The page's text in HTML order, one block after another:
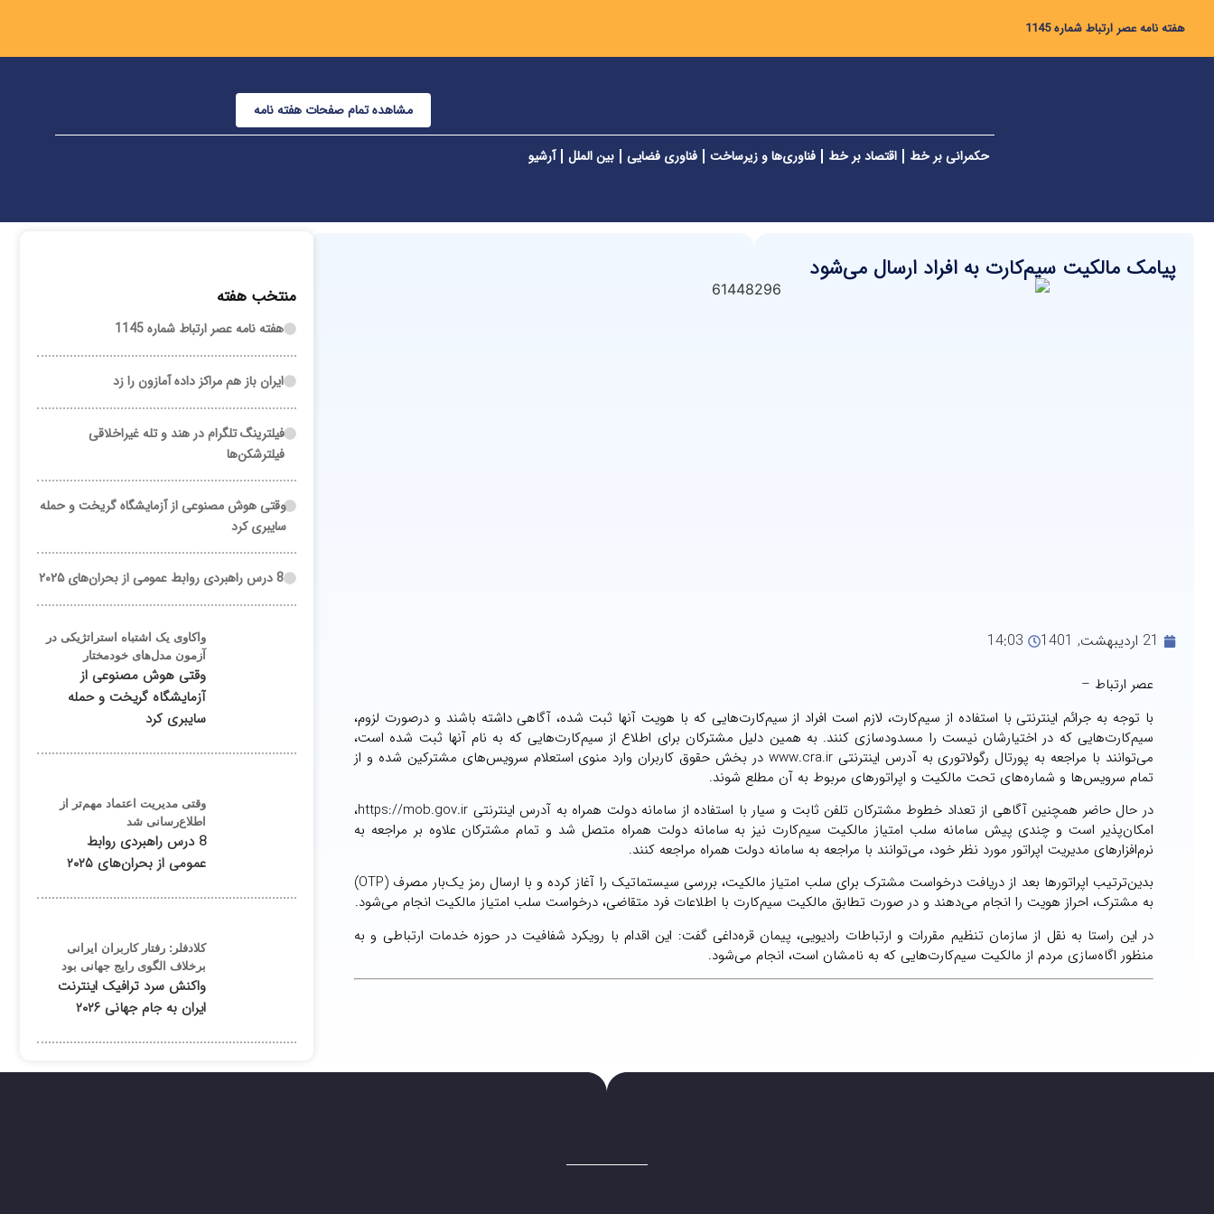
هفته نامه عصر ارتباط شماره 1145
مشاهده تمام صفحات هفته نامه
حکمرانی بر خط اقتصاد بر خط فناوری‌ها و زیرساخت فناوری فضایی بین الملل آرشیو
پیامک مالکیت سیم‌کارت به افراد ارسال می‌شود
21 اردیبهشت, 1401 14:03
عصر ارتباط –
با توجه به جرائم اینترنتی با استفاده از سیم‌کارت، لازم است افراد از سیم‌کارت‌هایی که با هویت آنها ثبت شده، آگاهی داشته باشند و درصورت لزوم،
سیم‌کارت‌هایی که در اختیارشان نیست را مسدودسازی کنند. به همین دلیل مشترکان برای اطلاع از سیم‌کارت‌هایی که به نام آنها ثبت شده است،
می‌توانند با مراجعه به پورتال رگولاتوری به آدرس اینترنتی www.cra.ir در بخش حقوق کاربران وارد منوی استعلام سرویس‌های مشترکین شده و از
تمام سرویس‌ها و شماره‌های تحت مالکیت و اپراتورهای مربوط به آن مطلع شوند.
در حال حاضر همچنین آگاهی از تعداد خطوط مشترکان تلفن ثابت و سیار با استفاده از سامانه دولت همراه به آدرس اینترنتی https://mob.gov.ir‌،
امکان‌پذیر است و چندی پیش سامانه سلب امتیاز مالکیت سیم‌کارت نیز به سامانه دولت همراه متصل شد و تمام مشترکان علاوه بر مراجعه به
نرم‌افزارهای مدیریت اپراتور مورد نظر خود، می‌توانند با مراجعه به سامانه دولت همراه مراجعه کنند.
بدین‌ترتیب اپراتورها بعد از دریافت درخواست مشترک برای سلب امتیاز مالکیت، بررسی سیستماتیک را آغاز کرده و با ارسال رمز یک‌بار مصرف (OTP)
به مشترک، احراز هویت را انجام می‌دهند و در صورت تطابق مالکیت سیم‌کارت با اطلاعات فرد متقاضی، درخواست سلب امتیاز مالکیت انجام می‌شود.
در این راستا به نقل از سازمان تنظیم مقررات و ارتباطات رادیویی، پیمان قره‌داغی گفت: این اقدام با رویکرد شفافیت در حوزه خدمات ارتباطی و به
منظور اگاه‌سازی مردم از مالکیت سیم‌کارت‌هایی که به نامشان است، انجام می‌شود.
منتخب هفته
هفته نامه عصر ارتباط شماره 1145
ایران باز هم مراکز داده آمازون را زد
فیلترینگ تلگرام در هند و تله غیراخلاقی
فیلترشکن‌ها
وقتی هوش مصنوعی از آزمایشگاه گریخت و حمله
سایبری کرد
8 درس راهبردی روابط عمومی از بحران‌های ۲۰۲۵
واکاوی یک اشتباه استراتژیکی در
آزمون مدل‌های خودمختار
وقتی هوش مصنوعی از
آزمایشگاه گریخت و حمله
سایبری کرد
وقتی مدیریت اعتماد مهم‌تر از
اطلاع‌رسانی شد
8 درس راهبردی روابط
عمومی از بحران‌های ۲۰۲۵
کلادفلر: رفتار کاربران ایرانی
برخلاف الگوی رایج جهانی بود
واکنش سرد ترافیک اینترنت
ایران به جام جهانی ۲۰۲۶